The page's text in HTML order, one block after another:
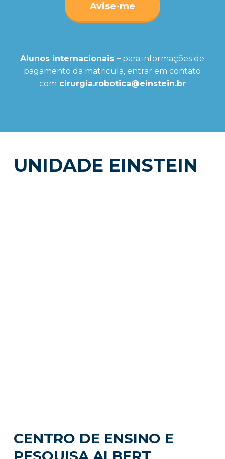
Avise-me
Alunos internacionais – para informações de
pagamento da matricula, entrar em contato
com cirurgia.robotica@einstein.br
UNIDADE EINSTEIN
CENTRO DE ENSINO E